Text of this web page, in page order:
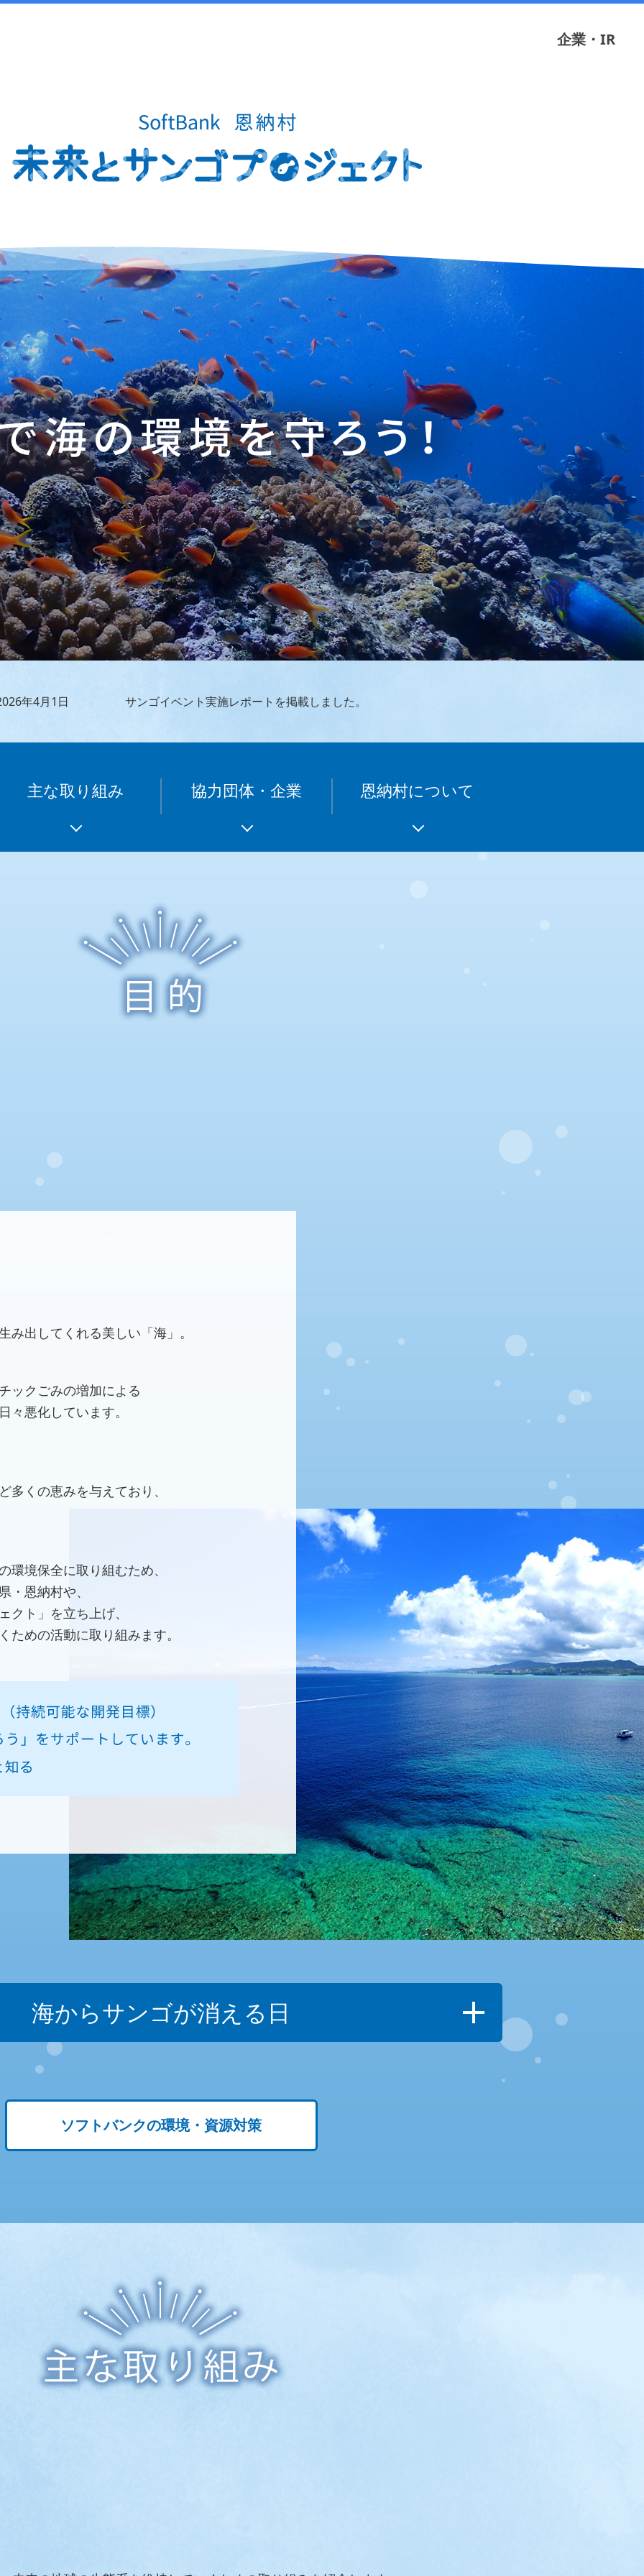
企業・IR
年4月1日 サンゴイベント実施レポートを掲載しました。
主な取り組み 協力団体・企業 恩納村について
出してくれる美しい「海」。
ックごみの増加による
悪化しています。
くの恵みを与えており、
境保全に取り組むため、
・恩納村や、
ト」を立ち上げ、
めの活動に取り組みます。
海からサンゴが消える日
ソフトバンクの環境・資源対策